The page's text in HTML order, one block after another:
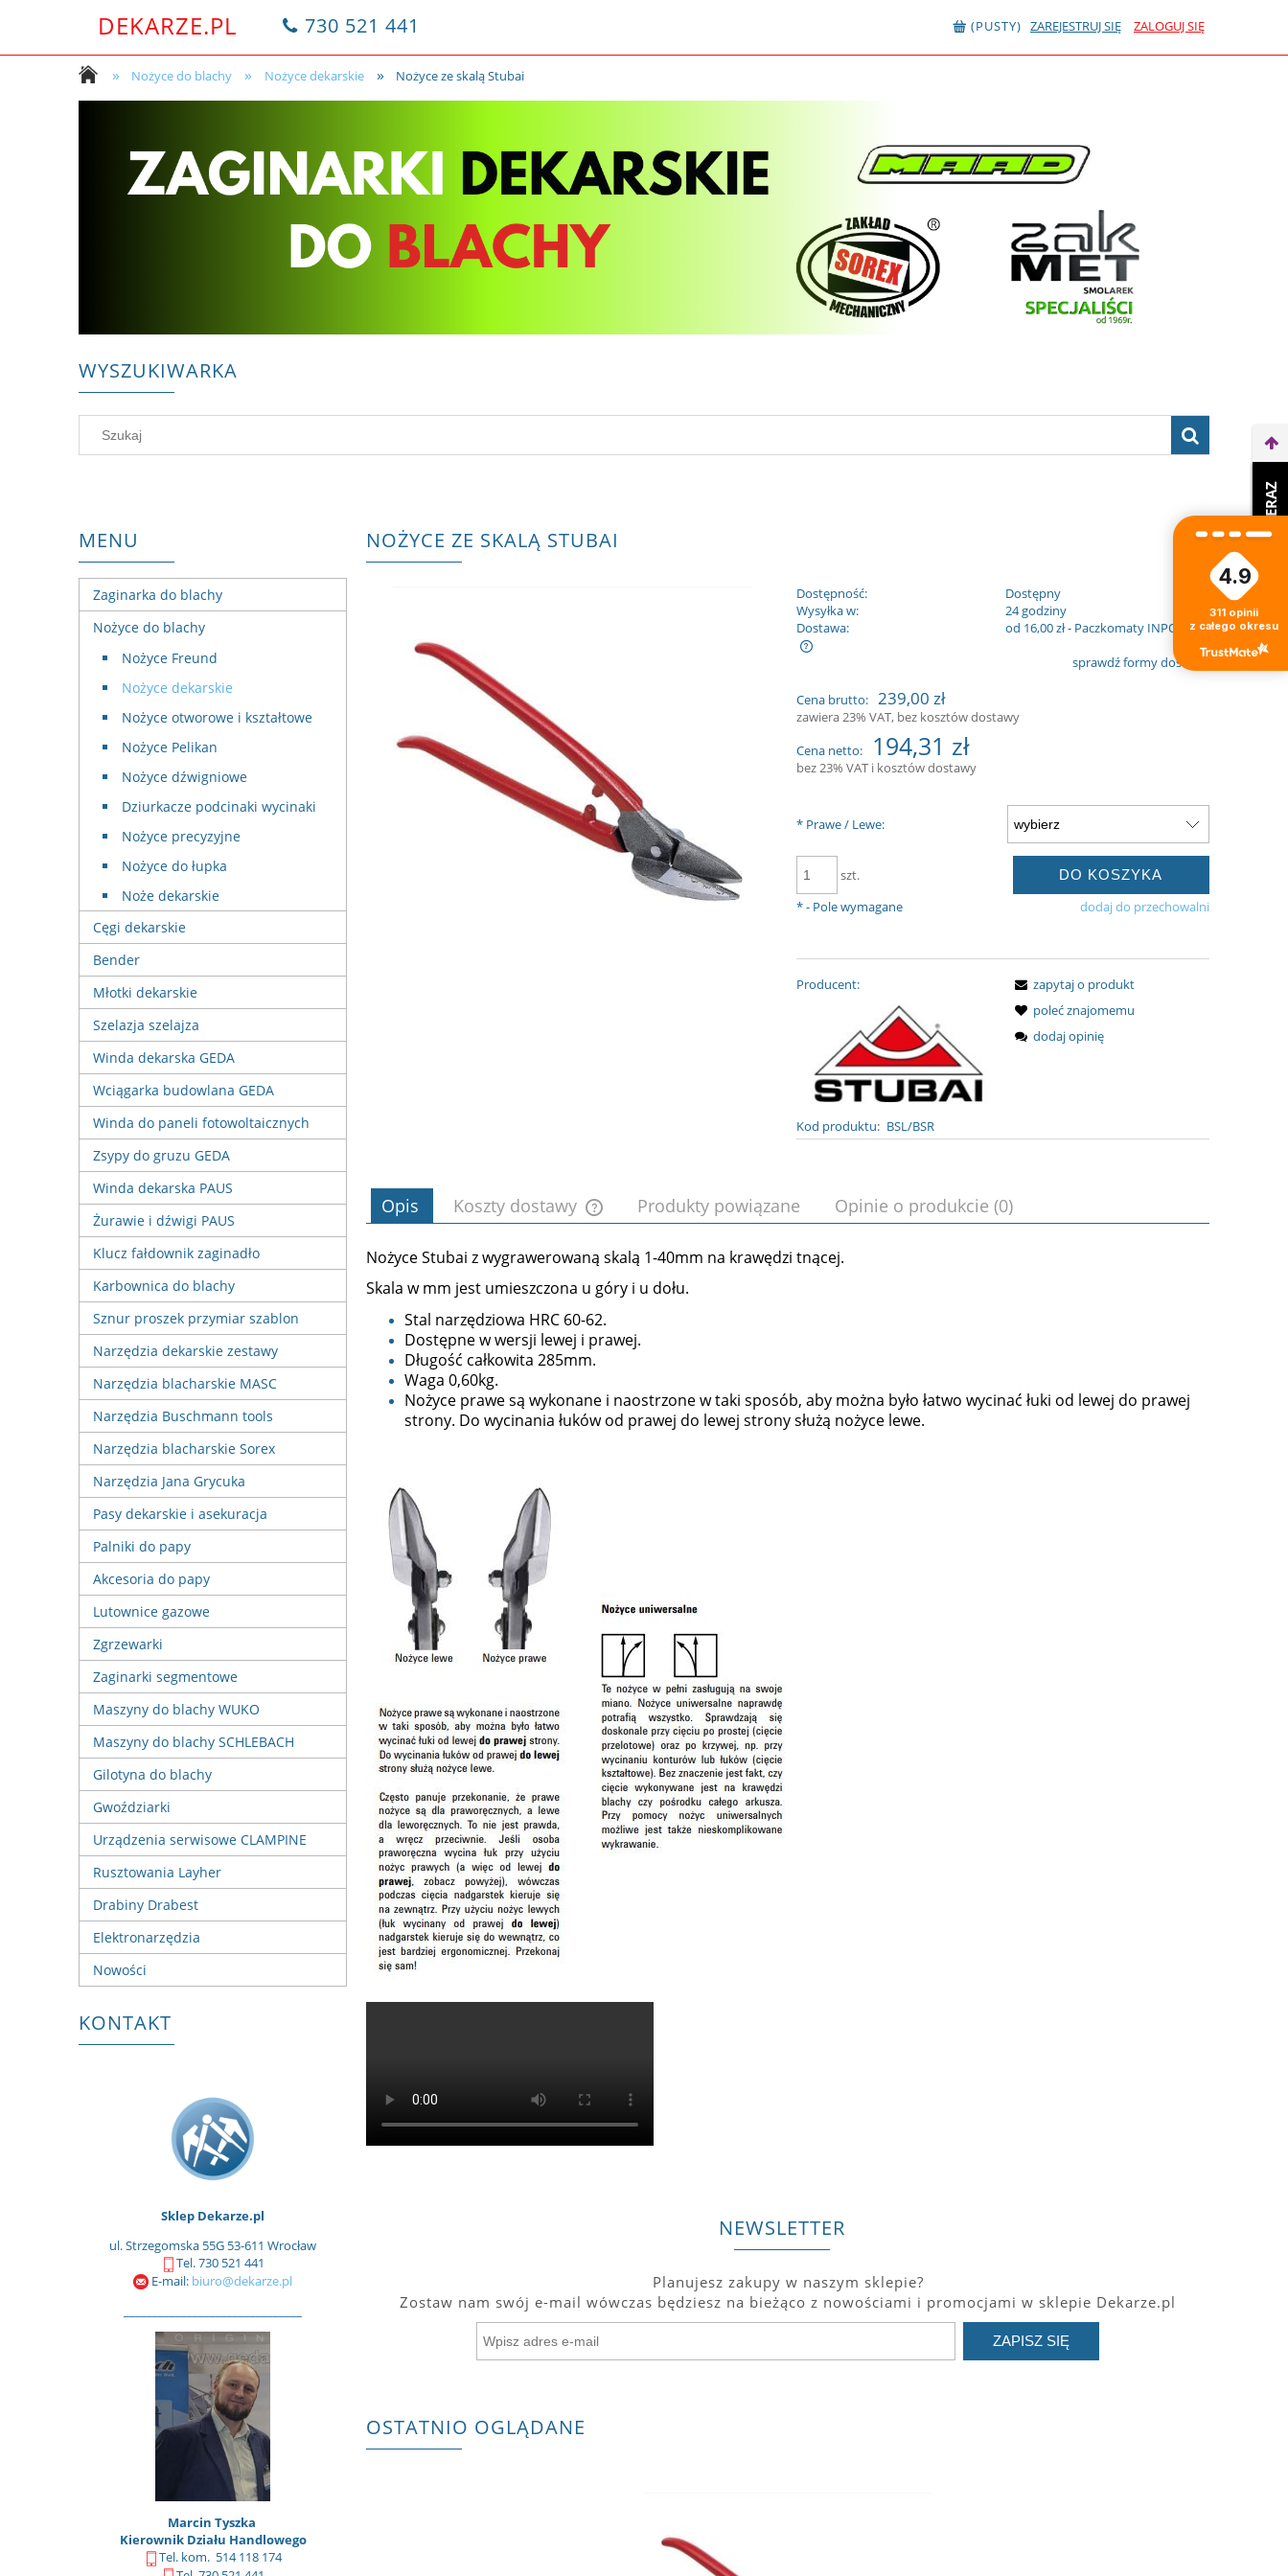
DEKARZE.PL 730 521 441 (PUSTY) ZAREJESTRUJ SIĘ ZALOGUJ SIĘ
» Nożyce do blachy » Nożyce dekarskie » Nożyce ze skalą Stubai
WYSZUKIWARKA
MENU
Zaginarka do blachy
Nożyce do blachy
Nożyce Freund
Nożyce dekarskie
Nożyce otworowe i kształtowe
Nożyce Pelikan
Nożyce dźwigniowe
Dziurkacze podcinaki wycinaki
Nożyce precyzyjne
Nożyce do łupka
Noże dekarskie
Cęgi dekarskie
Bender
Młotki dekarskie
Szelazja szelajza
Winda dekarska GEDA
Wciągarka budowlana GEDA
Winda do paneli fotowoltaicznych
Zsypy do gruzu GEDA
Winda dekarska PAUS
Żurawie i dźwigi PAUS
Klucz fałdownik zaginadło
Karbownica do blachy
Sznur proszek przymiar szablon
Narzędzia dekarskie zestawy
Narzędzia blacharskie MASC
Narzędzia Buschmann tools
Narzędzia blacharskie Sorex
Narzędzia Jana Grycuka
Pasy dekarskie i asekuracja
Palniki do papy
Akcesoria do papy
Lutownice gazowe
Zgrzewarki
Zaginarki segmentowe
Maszyny do blachy WUKO
Maszyny do blachy SCHLEBACH
Gilotyna do blachy
Gwoździarki
Urządzenia serwisowe CLAMPINE
Rusztowania Layher
Drabiny Drabest
Elektronarzędzia
Nowości
KONTAKT
Sklep Dekarze.pl
ul. Strzegomska 55G 53-611 Wrocław
Tel. 730 521 441
E-mail: biuro@dekarze.pl
Marcin Tyszka
Kierownik Działu Handlowego
Tel. kom. 514 118 174
NOŻYCE ZE SKALĄ STUBAI
Dostępność:
Dostępny
Wysyłka w:
24 godziny
Dostawa:
od 16,00 zł- Paczkomaty INPOST
sprawdź formy dostawy
Cena brutto: 239,00 zł
zawiera 23% VAT, bez kosztów dostawy
Cena netto:
194,31 zł
bez 23% VAT i kosztów dostawy
* Prawe / Lewe:
szt. DO KOSZYKA
dodaj do przechowalni
*- Pole wymagane
Producent:
Kod produktu: BSL/BSR
zapytaj o produkt
poleć znajomemu
dodaj opinię
Opis Koszty dostawy
Cena nie zawiera ewentualnych kosztów
Produkty powiązane Opinie o produkcie (0)
Nożyce Stubai z wygrawerowaną skalą 1-40mm na krawędzi tnącej.
Skala w mm jest umieszczona u góry i u dołu.
Stal narzędziowa HRC 60-62.
Dostępne w wersji lewej i prawej.
Długość całkowita 285mm.
Waga 0,60kg.
Nożyce prawe są wykonane i naostrzone w taki sposób, aby można było łatwo wycinać łuki od lewej do prawej
strony. Do wycinania łuków od prawej do lewej strony służą nożyce lewe.
NEWSLETTER
Planujesz zakupy w naszym sklepie?
Zostaw nam swój e-mail wówczas będziesz na bieżąco z nowościami i promocjami w sklepie Dekarze.pl
ZAPISZ SIĘ
OSTATNIO OGLĄDANE
WEŹ LEASING TERAZ
4.9
311 opinii
z całego okresu